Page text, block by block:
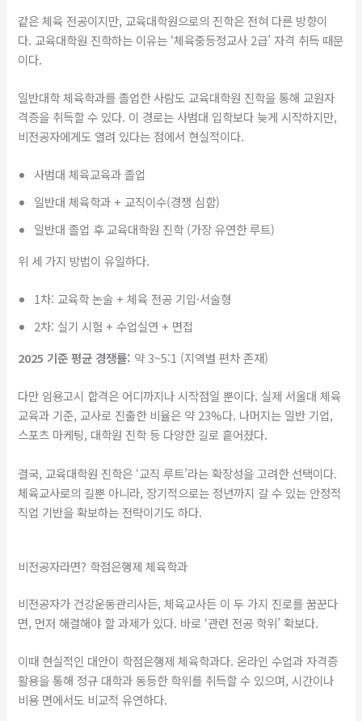
같은 체육 전공이지만, 교육대학원으로의 진학은 전혀 다른 방향이
다. 교육대학원 진학하는 이유는 ‘체육중등정교사 2급’ 자격 취득 때문
이다.
일반대학 체육학과를 졸업한 사람도 교육대학원 진학을 통해 교원자
격증을 취득할 수 있다. 이 경로는 사범대 입학보다 늦게 시작하지만,
비전공자에게도 열려 있다는 점에서 현실적이다.
사범대 체육교육과 졸업
일반대 체육학과 + 교직이수(경쟁 심함)
일반대 졸업 후 교육대학원 진학 (가장 유연한 루트)
위 세 가지 방법이 유일하다.
1차: 교육학 논술 + 체육 전공 기입·서술형
2차: 실기 시험 + 수업실연 + 면접
2025 기준 평균 경쟁률: 약 3~5:1 (지역별 편차 존재)
다만 임용고시 합격은 어디까지나 시작점일 뿐이다. 실제 서울대 체육
교육과 기준, 교사로 진출한 비율은 약 23%다. 나머지는 일반 기업,
스포츠 마케팅, 대학원 진학 등 다양한 길로 흩어졌다.
결국, 교육대학원 진학은 ‘교직 루트’라는 확장성을 고려한 선택이다.
체육교사로의 길뿐 아니라, 장기적으로는 정년까지 갈 수 있는 안정적
직업 기반을 확보하는 전략이기도 하다.
비전공자라면? 학점은행제 체육학과
비전공자가 건강운동관리사든, 체육교사든 이 두 가지 진로를 꿈꾼다
면, 먼저 해결해야 할 과제가 있다. 바로 ‘관련 전공 학위’ 확보다.
이때 현실적인 대안이 학점은행제 체육학과다. 온라인 수업과 자격증
활용을 통해 정규 대학과 동등한 학위를 취득할 수 있으며, 시간이나
비용 면에서도 비교적 유연하다.